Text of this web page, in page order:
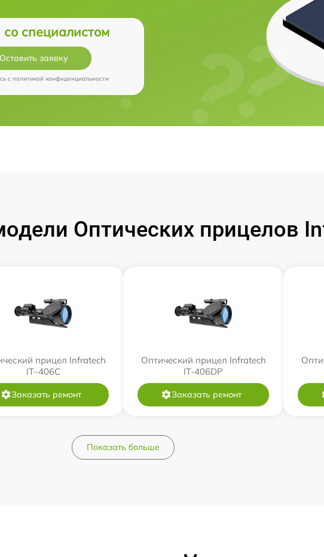
со специалистом
Оставить заявку
c политикой конфиденциальности
Оптических прицелов
прицел Infratech
IT–406С
Заказать ремонт
Оптический прицел Infratech
IT-406DP
Заказать ремонт
Показать больше